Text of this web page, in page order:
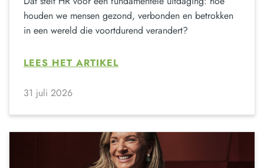
houden we mensen gezond, verbonden en betrokken
in een wereld die voortdurend verandert?
LEES HET ARTIKEL
31 juli 2026